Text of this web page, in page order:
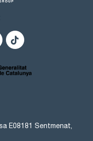
E08181 Sentmenat,